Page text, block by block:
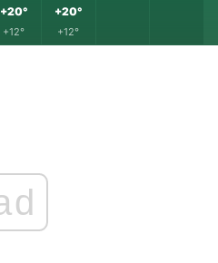
+20°
+12°
+20°
+12°